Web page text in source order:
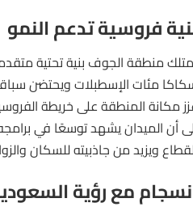
فروسية تدعم النمو
منطقة الجوف بنية تحتية
مئات الإسطبلات ويحتضن
مكانة المنطقة على خريطة
أن الميدان يشهد توسعًا في برامجه
ويزيد من جاذبيته للسكان
مع رؤية السعودية